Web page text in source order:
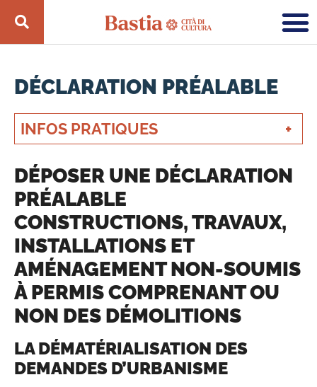
INFOS PRATIQUES
DÉCLARATION PRÉALABLE
DÉPOSER UNE DÉCLARATION
PRÉALABLE
CONSTRUCTIONS, TRAVAUX,
INSTALLATIONS ET
AMÉNAGEMENT NON-SOUMIS
À PERMIS COMPRENANT OU
NON DES DÉMOLITIONS
LA DÉMATÉRIALISATION DES
DEMANDES D’URBANISME